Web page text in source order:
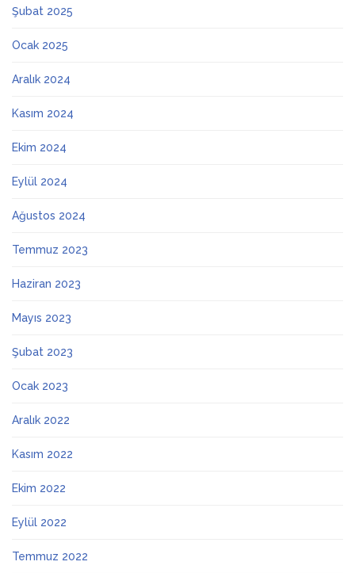
Şubat 2025
Ocak 2025
Aralık 2024
Kasım 2024
Ekim 2024
Eylül 2024
Ağustos 2024
Temmuz 2023
Haziran 2023
Mayıs 2023
Şubat 2023
Ocak 2023
Aralık 2022
Kasım 2022
Ekim 2022
Eylül 2022
Temmuz 2022